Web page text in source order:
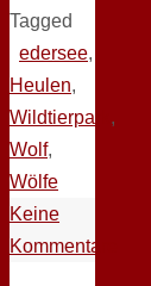
Tagged
edersee,
Heulen,
Wildtierpark ,
Wolf,
Wölfe
Keine
Kommentare